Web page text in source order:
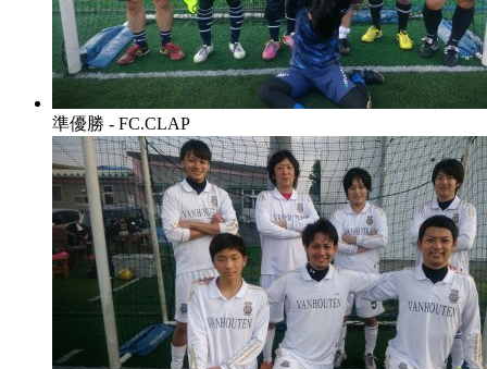
準優勝 - FC.CLAP